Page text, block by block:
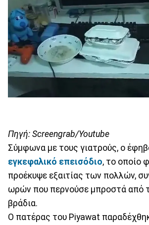
Πηγή: Screengrab/Youtube
Σύμφωνα με τους γιατρούς, ο
εγκεφαλικό επεισόδιο, το οποίο
προέκυψε εξαιτίας των πολλών,
ωρών που περνούσε μπροστά από
βράδια.
Ο πατέρας του Piyawat